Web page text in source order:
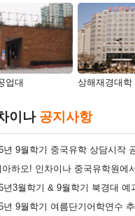
업대 상해재경대학
이나 공지사항
년 9월학기 중국유학 상담시작
하오! 인차이나 중국유학원에서 유투브채널을
3월학기 & 9월학기 북경대 예과반 모집
9월학기 여름단기어학연수 추가업데이트